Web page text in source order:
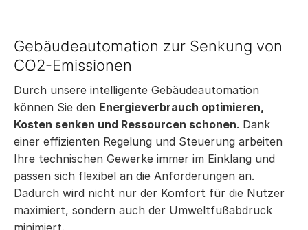
Gebäudeautomation zur Senkung von
CO2-Emissionen
Durch unsere intelligente Gebäudeautomation
können Sie den Energieverbrauch optimieren,
Kosten senken und Ressourcen schonen. Dank
einer effizienten Regelung und Steuerung arbeiten
Ihre technischen Gewerke immer im Einklang und
passen sich flexibel an die Anforderungen an.
Dadurch wird nicht nur der Komfort für die Nutzer
maximiert, sondern auch der Umweltfußabdruck
minimiert.